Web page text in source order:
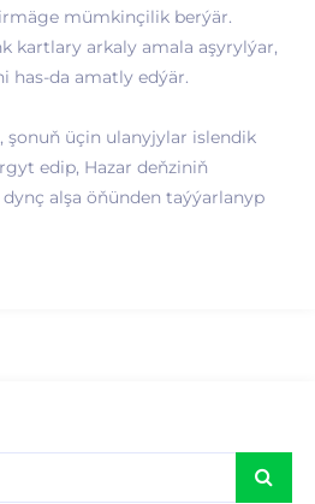
mümkinçilik berýär.
kartlary arkaly amala aşyrylýar,
has-da amatly edýär.
şonuň üçin ulanyjylar islendik
edip, Hazar deňziniň
alşa öňünden taýýarlanyp